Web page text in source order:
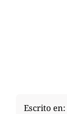
Escrito en: